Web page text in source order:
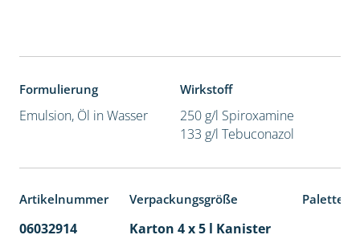
Formulierung
Emulsion, Öl in Wasser
Wirkstoff
250 g/l Spiroxamine
133 g/l Tebuconazol
Artikelnummer Verpackungsgröße
06032914 Karton 4 x 5 l Kanister